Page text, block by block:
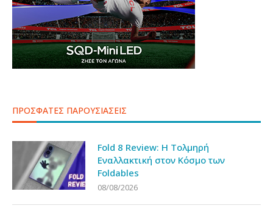
ΠΡΟΣΦΑΤΕΣ ΠΑΡΟΥΣΙΑΣΕΙΣ
Fold 8 Review: Η Τολμηρή
Εναλλακτική στον Κόσμο των
Foldables
08/08/2026